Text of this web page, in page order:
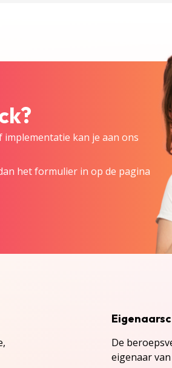
kan je aan ons
het formulier in op de pagina
De
eigenaar